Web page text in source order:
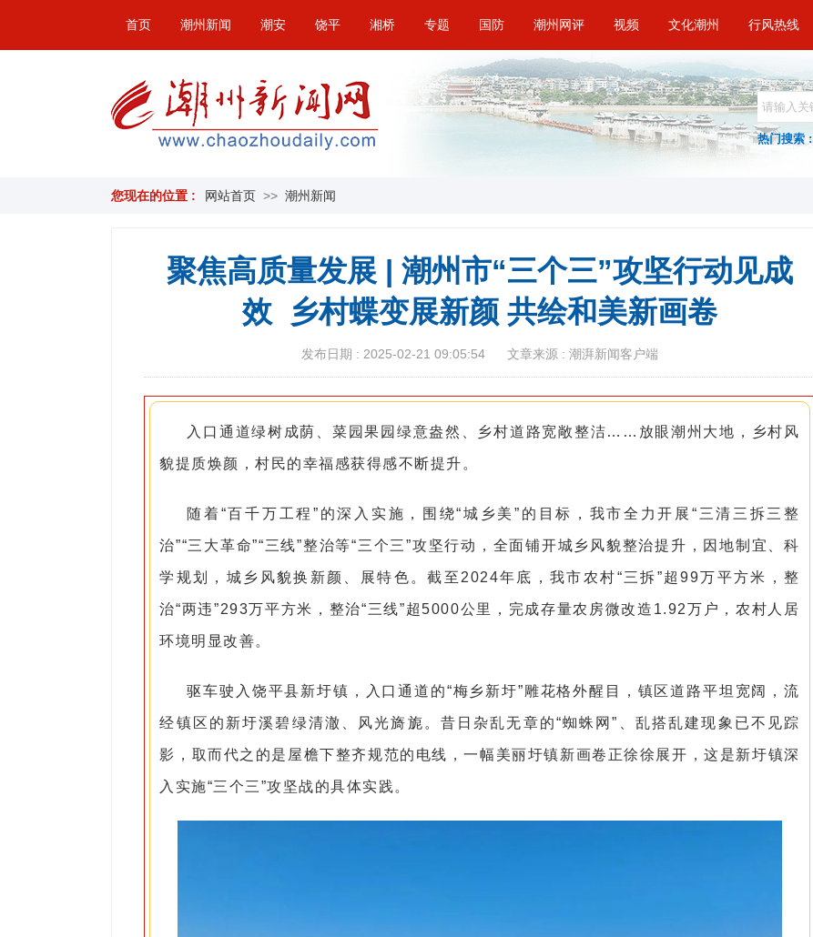
首页 潮州新闻 潮安 饶平 湘桥 专题 国防 潮州网评 视频 文化潮州 行风热线
热门搜索 :
您现在的位置 : 网站首页 >> 潮州新闻
聚焦高质量发展 | 潮州市“三个三”攻坚行动见成
效 乡村蝶变展新颜 共绘和美新画卷
发布日期 : 2025-02-21 09:05:54 文章来源 : 潮湃新闻客户端
入口通道绿树成荫、菜园果园绿意盎然、乡村道路宽敞整洁……放眼潮州大地，乡村风
貌提质焕颜，村民的幸福感获得感不断提升。
随着“百千万工程”的深入实施，围绕“城乡美”的目标，我市全力开展“三清三拆三整
治”“三大革命”“三线”整治等“三个三”攻坚行动，全面铺开城乡风貌整治提升，因地制宜、科
学规划，城乡风貌换新颜、展特色。截至2024年底，我市农村“三拆”超99万平方米，整
治“两违”293万平方米，整治“三线”超5000公里，完成存量农房微改造1.92万户，农村人居
环境明显改善。
驱车驶入饶平县新圩镇，入口通道的“梅乡新圩”雕花格外醒目，镇区道路平坦宽阔，流
经镇区的新圩溪碧绿清澈、风光旖旎。昔日杂乱无章的“蜘蛛网”、乱搭乱建现象已不见踪
影，取而代之的是屋檐下整齐规范的电线，一幅美丽圩镇新画卷正徐徐展开，这是新圩镇深
入实施“三个三”攻坚战的具体实践。